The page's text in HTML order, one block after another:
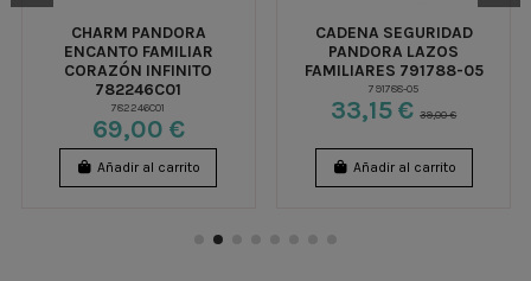
CHARM PANDORA
ENCANTO FAMILIAR
CORAZÓN INFINITO
782246C01
782246C01
69,00 €
Añadir al carrito
CADENA SEGURIDAD
PANDORA LAZOS
FAMILIARES 791788-05
791788-05
33,15 €39,00 €
Añadir al carrito